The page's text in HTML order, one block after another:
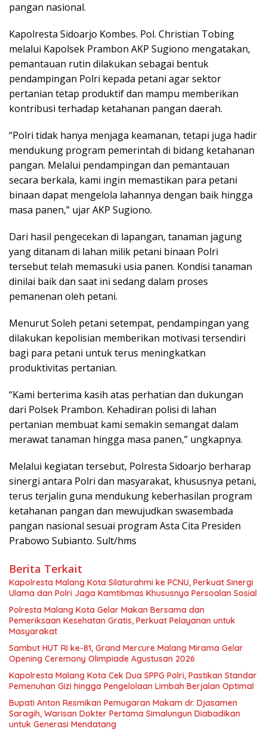
pangan nasional.
Kapolresta Sidoarjo Kombes. Pol. Christian Tobing
melalui Kapolsek Prambon AKP Sugiono mengatakan,
pemantauan rutin dilakukan sebagai bentuk
pendampingan Polri kepada petani agar sektor
pertanian tetap produktif dan mampu memberikan
kontribusi terhadap ketahanan pangan daerah.
“Polri tidak hanya menjaga keamanan, tetapi juga hadir
mendukung program pemerintah di bidang ketahanan
pangan. Melalui pendampingan dan pemantauan
secara berkala, kami ingin memastikan para petani
binaan dapat mengelola lahannya dengan baik hingga
masa panen,” ujar AKP Sugiono.
Dari hasil pengecekan di lapangan, tanaman jagung
yang ditanam di lahan milik petani binaan Polri
tersebut telah memasuki usia panen. Kondisi tanaman
dinilai baik dan saat ini sedang dalam proses
pemanenan oleh petani.
Menurut Soleh petani setempat, pendampingan yang
dilakukan kepolisian memberikan motivasi tersendiri
bagi para petani untuk terus meningkatkan
produktivitas pertanian.
“Kami berterima kasih atas perhatian dan dukungan
dari Polsek Prambon. Kehadiran polisi di lahan
pertanian membuat kami semakin semangat dalam
merawat tanaman hingga masa panen,” ungkapnya.
Melalui kegiatan tersebut, Polresta Sidoarjo berharap
sinergi antara Polri dan masyarakat, khususnya petani,
terus terjalin guna mendukung keberhasilan program
ketahanan pangan dan mewujudkan swasembada
pangan nasional sesuai program Asta Cita Presiden
Prabowo Subianto. Sult/hms
Berita Terkait
Kapolresta Malang Kota Silaturahmi ke PCNU, Perkuat Sinergi
Ulama dan Polri Jaga Kamtibmas Khususnya Persoalan Sosial
Polresta Malang Kota Gelar Makan Bersama dan
Pemeriksaan Kesehatan Gratis, Perkuat Pelayanan untuk
Masyarakat
Sambut HUT RI ke-81, Grand Mercure Malang Mirama Gelar
Opening Ceremony Olimpiade Agustusan 2026
Kapolresta Malang Kota Cek Dua SPPG Polri, Pastikan Standar
Pemenuhan Gizi hingga Pengelolaan Limbah Berjalan Optimal
Bupati Anton Resmikan Pemugaran Makam dr. Djasamen
Saragih, Warisan Dokter Pertama Simalungun Diabadikan
untuk Generasi Mendatang